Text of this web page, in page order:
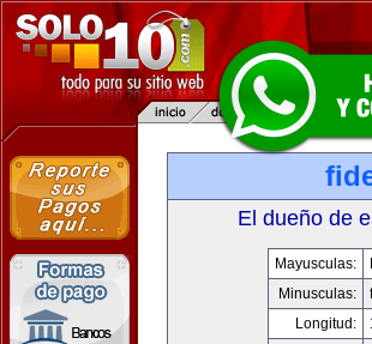
El dueño de
Mayusculas:
Minusculas:
Longitud: